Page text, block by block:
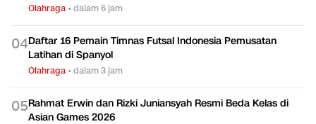
Olahraga •dalam 6 jam
04Daftar 16 Pemain Timnas Futsal Indonesia Pemusatan
Latihan di Spanyol
Olahraga •dalam 3 jam
05Rahmat Erwin dan Rizki Juniansyah Resmi Beda Kelas di
Asian Games 2026